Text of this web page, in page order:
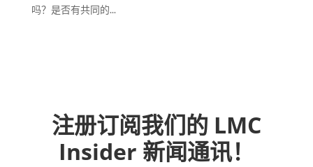
吗？是否有共同的...
注册订阅我们的 LMC
Insider 新闻通讯！